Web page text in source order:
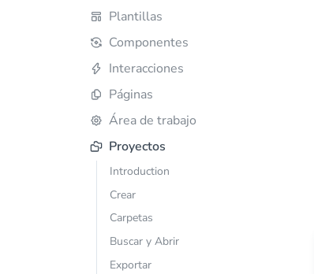
Plantillas
Componentes
Interacciones
Páginas
Área de trabajo
Proyectos
Introduction
Crear
Carpetas
Buscar y Abrir
Exportar